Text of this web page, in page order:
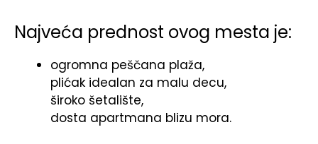
Najveća prednost ovog mesta je:
ogromna peščana plaža,
plićak idealan za malu decu,
široko šetalište,
dosta apartmana blizu mora.